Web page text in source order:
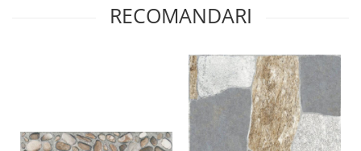
RECOMANDARI